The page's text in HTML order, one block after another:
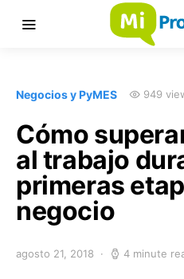
Negocios y PyMES 949
Cómo
al trabajo
primeras
negocio
agosto 21, 2018 4 minute